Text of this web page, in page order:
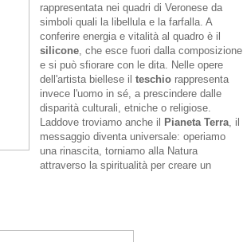
rappresentata nei quadri di Veronese da
simboli quali la libellula e la farfalla. A
conferire energia e vitalità al quadro è il
silicone, che esce fuori dalla composizione
e si può sfiorare con le dita. Nelle opere
dell'artista biellese il teschio rappresenta
invece l'uomo in sé, a prescindere dalle
disparità culturali, etniche o religiose.
Laddove troviamo anche il
Pianeta Terra, il
messaggio diventa universale: operiamo
una rinascita, torniamo alla Natura
attraverso la spiritualità per creare un